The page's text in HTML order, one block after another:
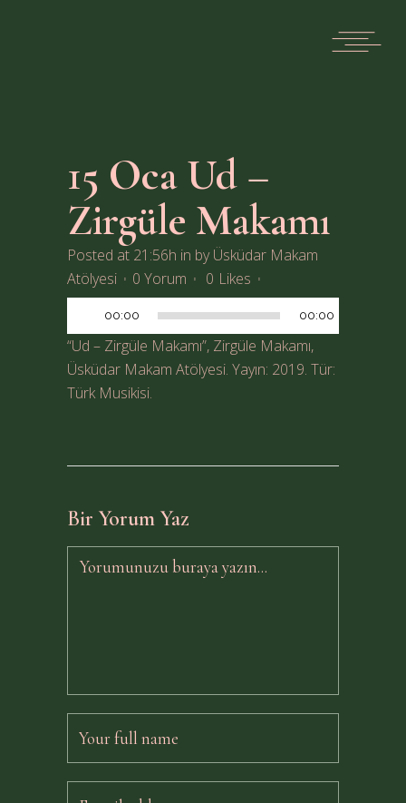
15 OcaUd –
Zirgüle Makamı
Posted at 21:56h in byÜsküdar Makam
Atölyesi
0 Yorum 0 Likes
00:00 00:00
“Ud – Zirgüle Makamı”, Zirgüle Makamı,
Üsküdar Makam Atölyesi. Yayın: 2019. Tür:
Türk Musikisi.
Bir Yorum Yaz